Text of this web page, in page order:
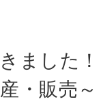
ました
・販売～